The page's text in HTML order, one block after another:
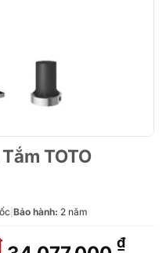
TOTO
Bảo hành: 2 năm
Giá
₫Giá